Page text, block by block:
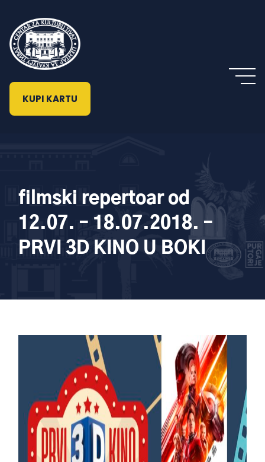
KUPI KARTU
filmski repertoar od
12.07. – 18.07.2018. –
PRVI 3D KINO U BOKI